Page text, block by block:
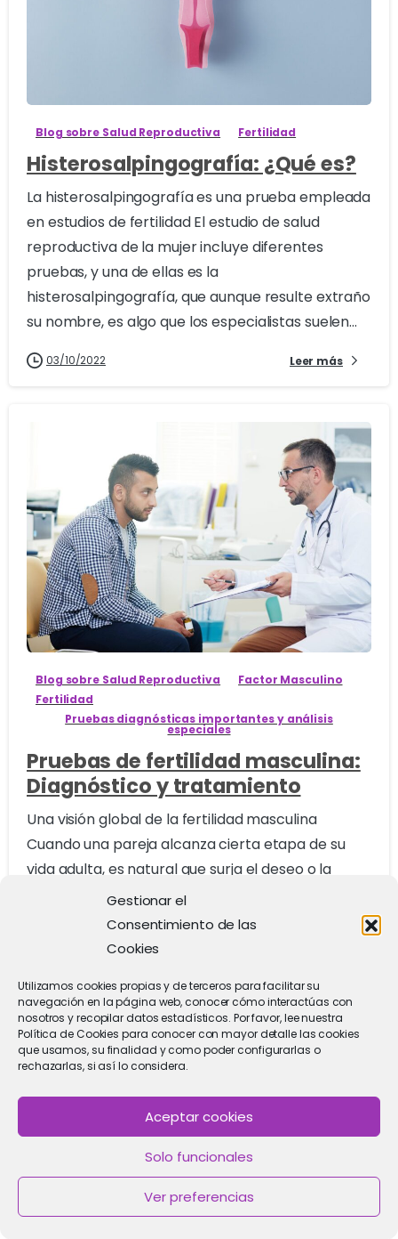
Gestionar el
Consentimiento de las
Cookies
Utilizamos cookies propias y de terceros para facilitar su
navegación en la página web, conocer cómo interactúas con
nosotros y recopilar datos estadísticos. Por favor, lee nuestra
Política de Cookies para conocer con mayor detalle las cookies
que usamos, su finalidad y como poder configurarlas o
rechazarlas, si así lo considera.
Aceptar cookies
Solo funcionales
Ver preferencias
Blog sobre Salud Reproductiva Fertilidad
Histerosalpingografía: ¿Qué es?
La histerosalpingografía es una prueba empleada
en estudios de fertilidad El estudio de salud
reproductiva de la mujer incluye diferentes
pruebas, y una de ellas es la
histerosalpingografía, que aunque resulte extraño
su nombre, es algo que los especialistas suelen...
03/10/2022 Leer más
3
Blog sobre Salud Reproductiva
Factor Masculino
Fertilidad
Pruebas diagnósticas importantes y análisis
especiales
Pruebas de fertilidad masculina:
Diagnóstico y tratamiento
Una visión global de la fertilidad masculina
Cuando una pareja alcanza cierta etapa de su
vida adulta, es natural que surja el deseo o la
ilusión de dar un paso más en su relación y tener
un hijo. Sin embargo,...
26/05/2022
0